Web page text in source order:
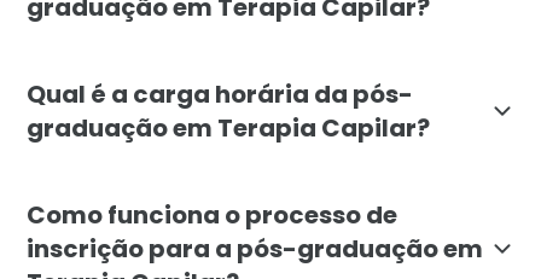
graduação em Terapia Capilar?
Qual é a carga horária da pós-
graduação em Terapia Capilar?
Como funciona o processo de
inscrição para a pós-graduação em